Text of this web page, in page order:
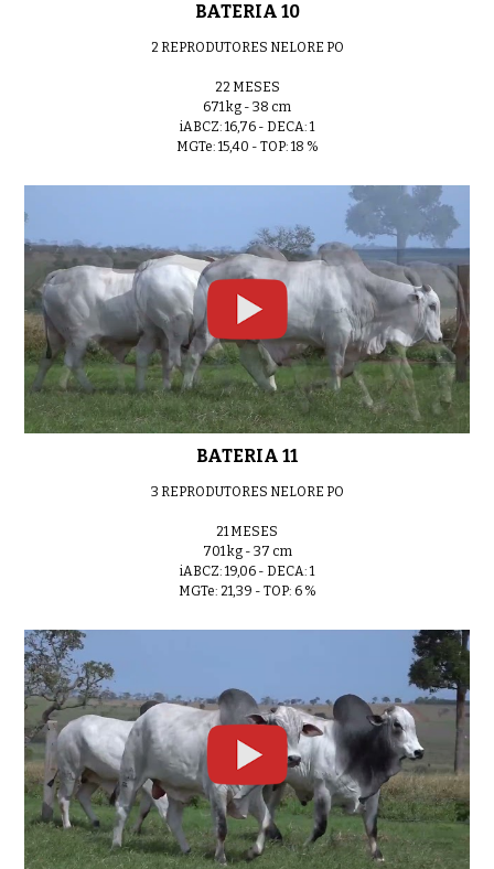
BATERIA 10
2 REPRODUTORES NELORE PO
22 MESES
671 kg - 38 cm
iABCZ: 16,76 - DECA: 1
MGTe: 15,40 - TOP: 18 %
BATERIA 11
3 REPRODUTORES NELORE PO
21 MESES
701 kg - 37 cm
iABCZ: 19,06 - DECA: 1
MGTe: 21,39 - TOP: 6 %